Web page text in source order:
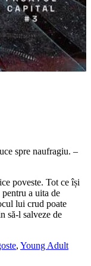
spre naufragiu. –
poveste. Tot ce își
pentru a uita de
lui crud poate
să-l salveze de
, Young Adult